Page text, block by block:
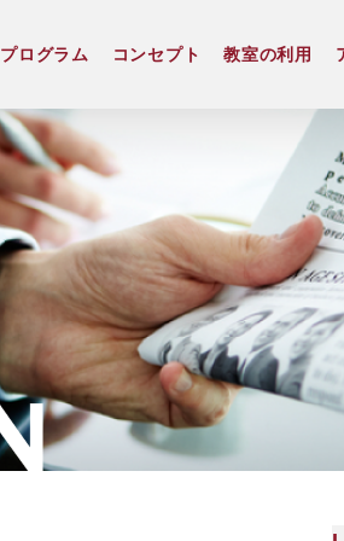
プログラム コンセプト 教室の利用